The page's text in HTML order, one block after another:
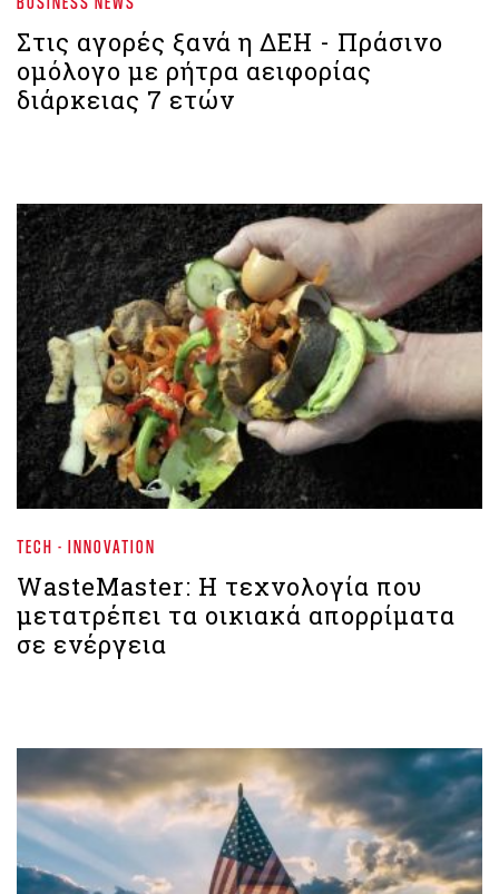
Στις αγορές ξανά η ΔΕΗ - Πράσινο
ομόλογο με ρήτρα αειφορίας
διάρκειας 7 ετών
TECH - INNOVATION
WasteMaster: Η τεχνολογία που
μετατρέπει τα οικιακά απορρίματα
σε ενέργεια